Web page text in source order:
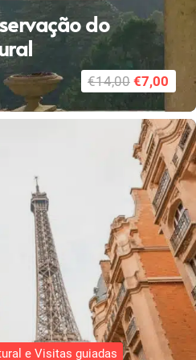
do
€14,00 O
original
era:
€14,00.
€7,00
é:
e Visitas guiadas